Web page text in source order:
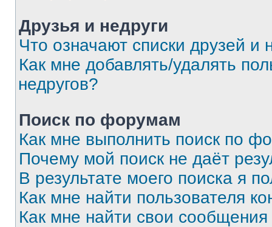
Друзья и недруги
Что означают списки друзей и
Как мне добавлять/удалять
недругов?
Поиск по форумам
Как мне выполнить поиск по
Почему мой поиск не даёт
В результате моего поиска я
Как мне найти пользователя
Как мне найти свои